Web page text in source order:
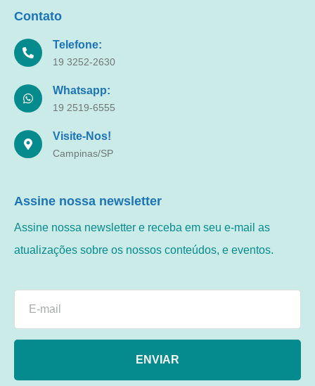
Contato
Telefone:
19 3252-2630
Whatsapp:
19 2519-6555
Visite-Nos!
Campinas/SP
Assine nossa newsletter
Assine nossa newsletter e receba em seu e-mail as
atualizações sobre os nossos conteúdos, e eventos.
ENVIAR